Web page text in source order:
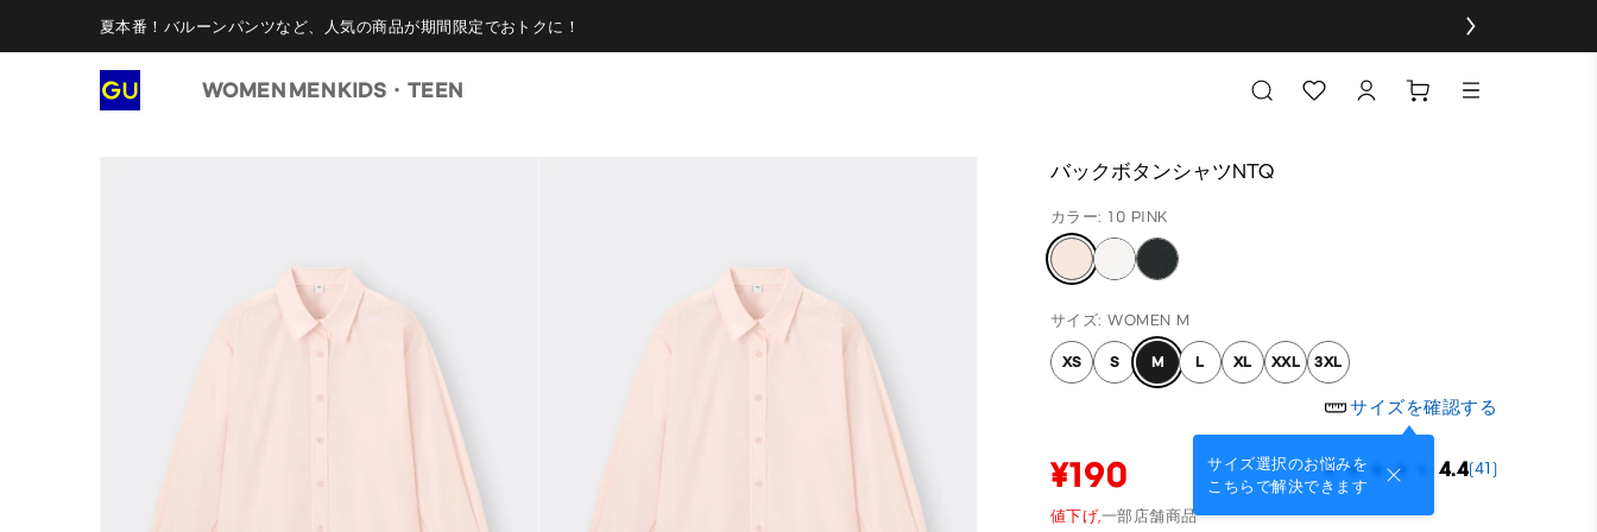
夏本番！バルーンパンツなど、人気の商品が期間限定でおトクに！
WOMEN MENKIDS・TEEN
バックボタンシャツNTQ
カラー: 10 PINK
サイズ: WOMEN M
XS S M L XL XXL 3XL
サイズを確認する
サイズ選択のお悩みを
こちらで解決できます
¥190 4.4(41)
値下げ,一部店舗商品